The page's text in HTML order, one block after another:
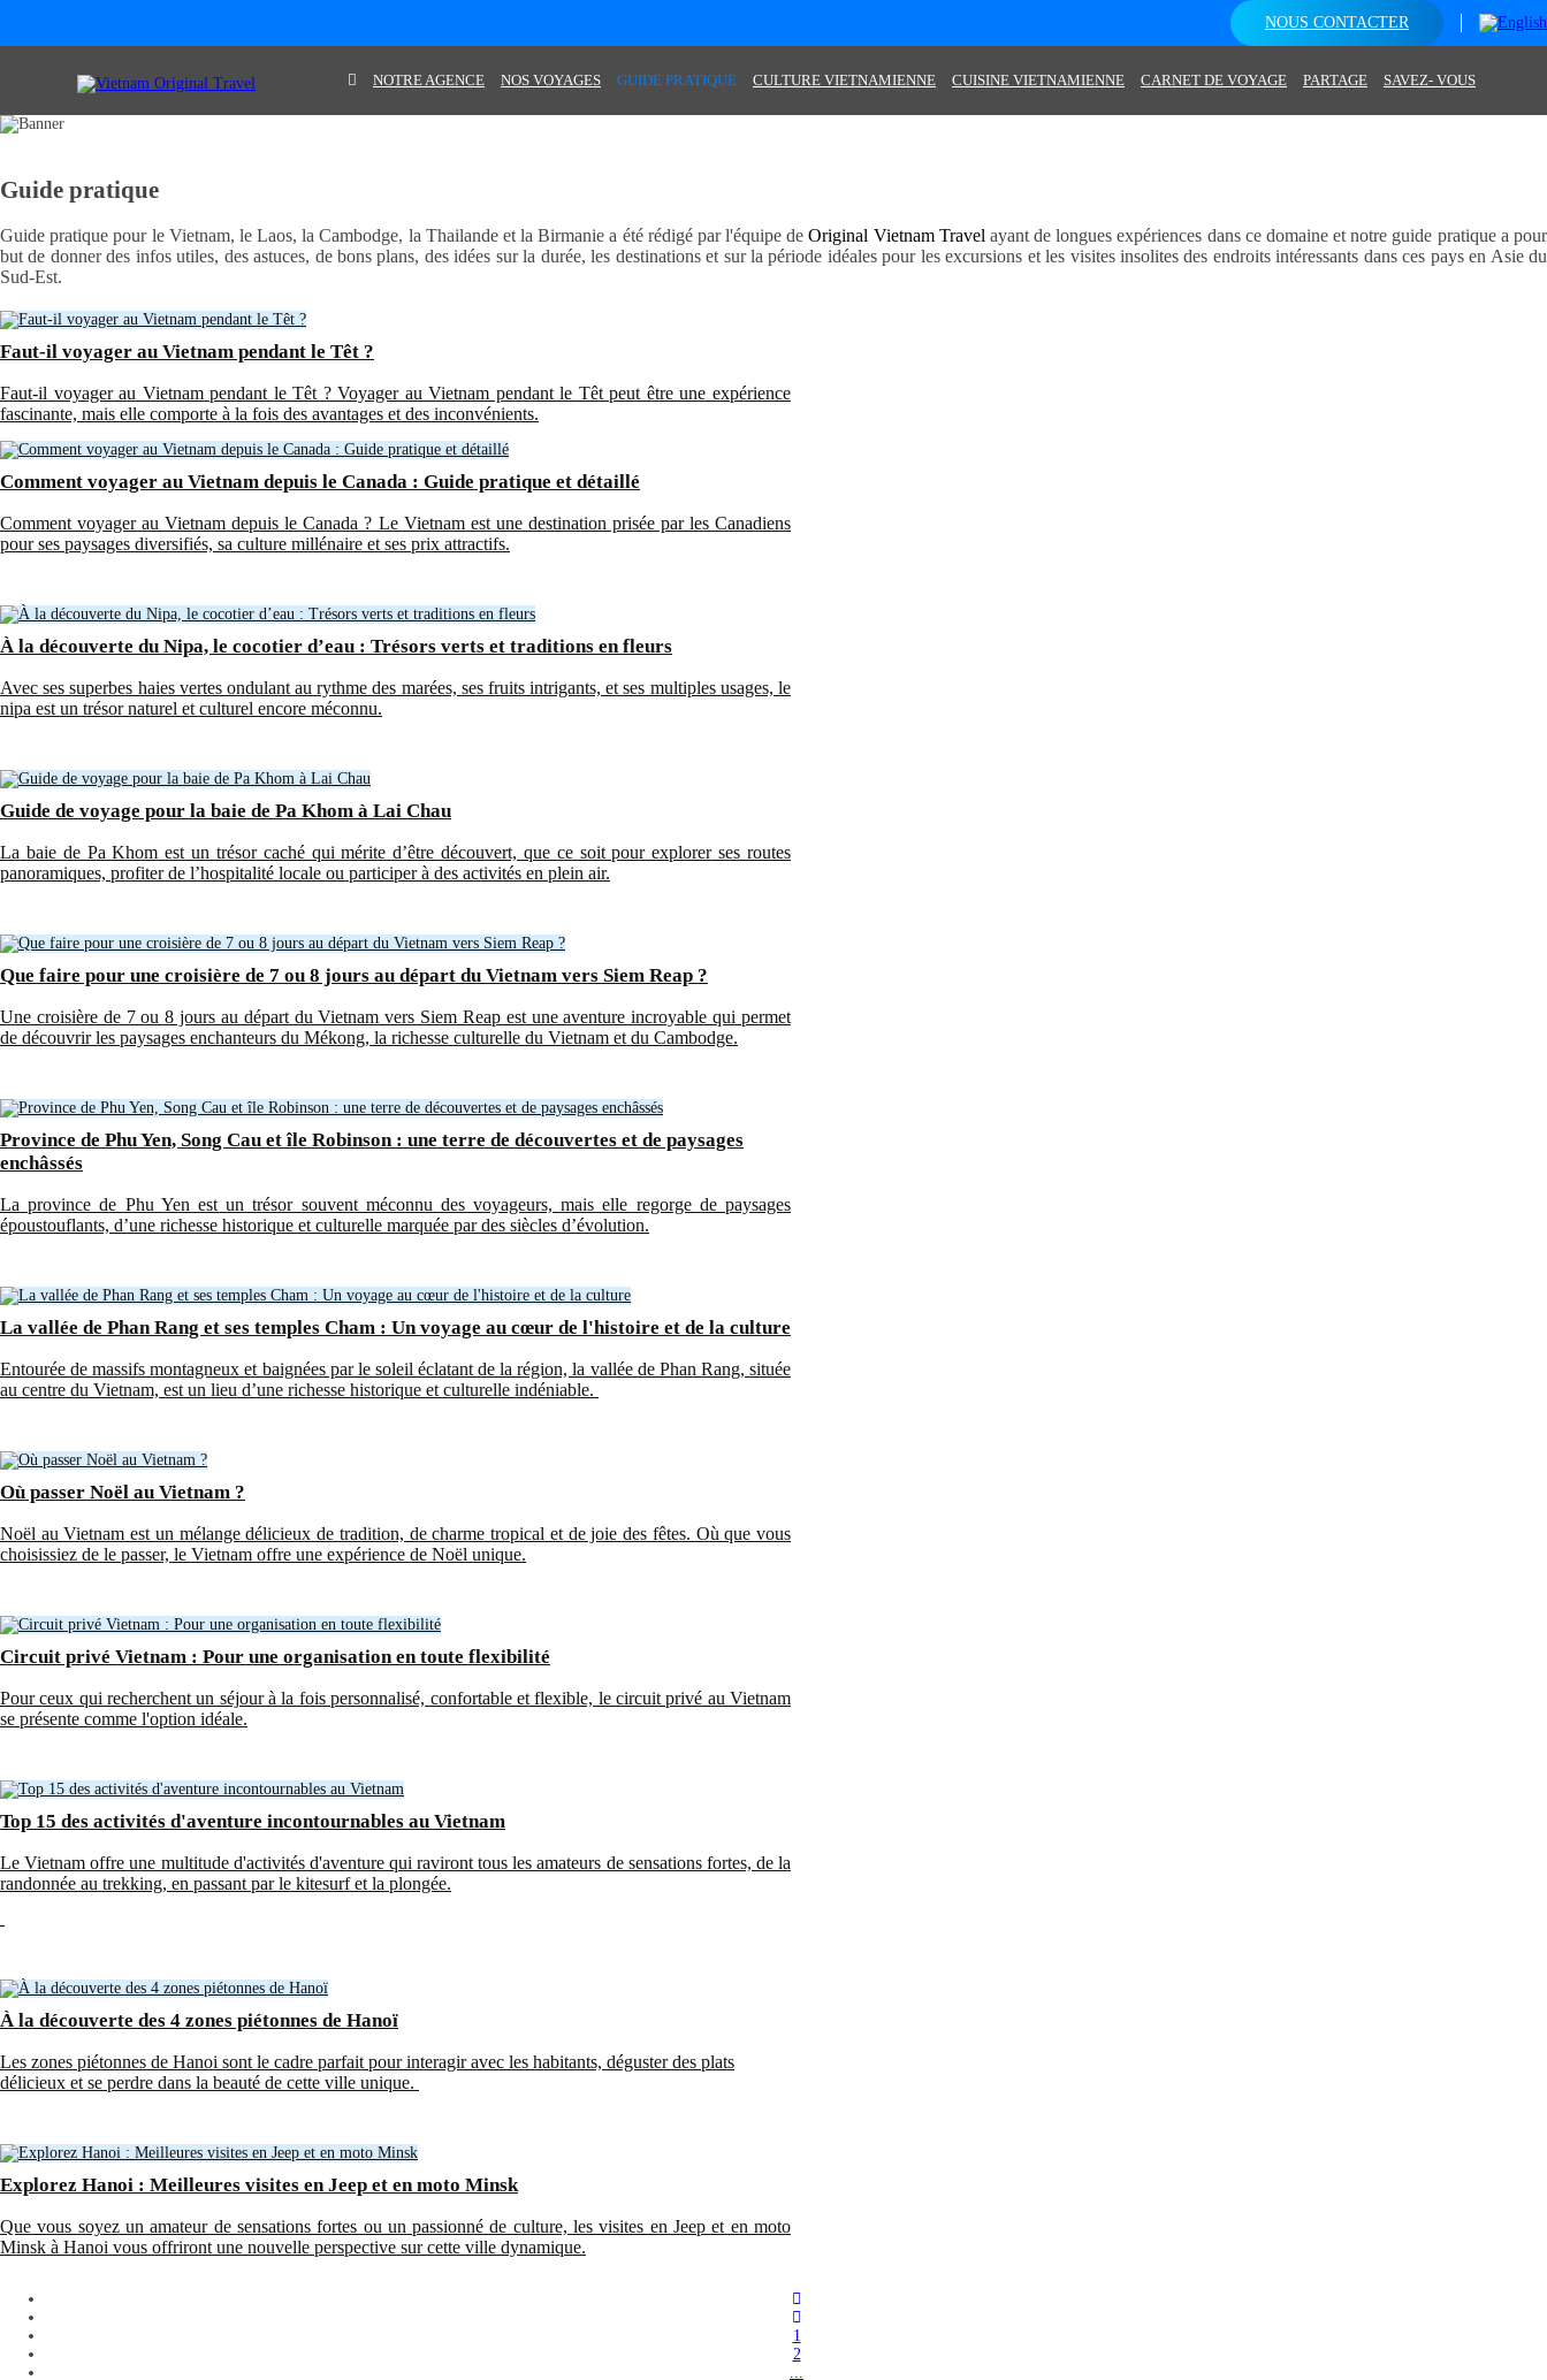
NOUS CONTACTER
NOTRE AGENCE NOS VOYAGES GUIDE PRATIQUE CULTURE VIETNAMIENNE CUISINE VIETNAMIENNE CARNET DE VOYAGE PARTAGE SAVEZ- VOUS
Guide pratique
Guide pratique pour le Vietnam, le Laos, la Cambodge, la Thailande et la Birmanie a été rédigé par l'équipe deOriginal Vietnam Travel ayant de longues expériences dans ce domaine et notre guide pratique a pour
but de donner des infos utiles, des astuces, de bons plans, des idées sur la durée, les destinations et sur la période idéales pour les excursions et les visites insolites des endroits intéressants dans ces pays en Asie du
Sud-Est.
Faut-il voyager au Vietnam pendant le Têt ?
Faut-il voyager au Vietnam pendant le Têt ? Voyager au Vietnam pendant le Têt peut être une expérience
fascinante, mais elle comporte à la fois des avantages et des inconvénients.
Comment voyager au Vietnam depuis le Canada : Guide pratique et détaillé
Comment voyager au Vietnam depuis le Canada ? Le Vietnam est une destination prisée par les Canadiens
pour ses paysages diversifiés, sa culture millénaire et ses prix attractifs.
À la découverte du Nipa, le cocotier d’eau : Trésors verts et traditions en fleurs
Avec ses superbes haies vertes ondulant au rythme des marées, ses fruits intrigants, et ses multiples usages, le
nipa est un trésor naturel et culturel encore méconnu.
Guide de voyage pour la baie de Pa Khom à Lai Chau
La baie de Pa Khom est un trésor caché qui mérite d’être découvert, que ce soit pour explorer ses routes
panoramiques, profiter de l’hospitalité locale ou participer à des activités en plein air.
Que faire pour une croisière de 7 ou 8 jours au départ du Vietnam vers Siem Reap ?
Une croisière de 7 ou 8 jours au départ du Vietnam vers Siem Reap est une aventure incroyable qui permet
de découvrir les paysages enchanteurs du Mékong, la richesse culturelle du Vietnam et du Cambodge.
Province de Phu Yen, Song Cau et île Robinson : une terre de découvertes et de paysages
enchâssés
La province de Phu Yen est un trésor souvent méconnu des voyageurs, mais elle regorge de paysages
époustouflants, d’une richesse historique et culturelle marquée par des siècles d’évolution.
La vallée de Phan Rang et ses temples Cham : Un voyage au cœur de l'histoire et de la culture
Entourée de massifs montagneux et baignées par le soleil éclatant de la région, la vallée de Phan Rang, située
au centre du Vietnam, est un lieu d’une richesse historique et culturelle indéniable.
Où passer Noël au Vietnam ?
Noël au Vietnam est un mélange délicieux de tradition, de charme tropical et de joie des fêtes. Où que vous
choisissiez de le passer, le Vietnam offre une expérience de Noël unique.
Circuit privé Vietnam : Pour une organisation en toute flexibilité
Pour ceux qui recherchent un séjour à la fois personnalisé, confortable et flexible, le circuit privé au Vietnam
se présente comme l'option idéale.
Top 15 des activités d'aventure incontournables au Vietnam
Le Vietnam offre une multitude d'activités d'aventure qui raviront tous les amateurs de sensations fortes, de la
randonnée au trekking, en passant par le kitesurf et la plongée.
À la découverte des 4 zones piétonnes de Hanoï
Les zones piétonnes de Hanoi sont le cadre parfait pour interagir avec les habitants, déguster des plats
délicieux et se perdre dans la beauté de cette ville unique.
Explorez Hanoi : Meilleures visites en Jeep et en moto Minsk
Que vous soyez un amateur de sensations fortes ou un passionné de culture, les visites en Jeep et en moto
Minsk à Hanoi vous offriront une nouvelle perspective sur cette ville dynamique.
1
2